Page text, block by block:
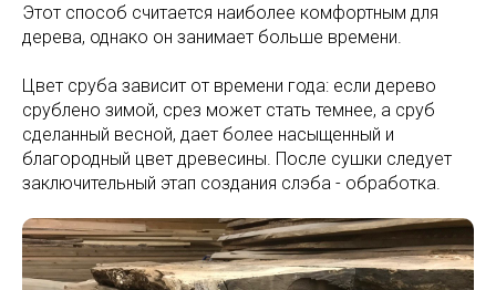
Этот способ считается наиболее комфортным для
дерева, однако он занимает больше времени.
Цвет сруба зависит от времени года: если дерево
срублено зимой, срез может стать темнее, а сруб
сделанный весной, дает более насыщенный и
благородный цвет древесины. После сушки следует
заключительный этап создания слэба - обработка.